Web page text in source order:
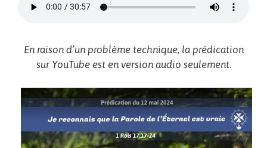
En raison d’un problème technique, la prédication
sur YouTube est en version audio seulement.